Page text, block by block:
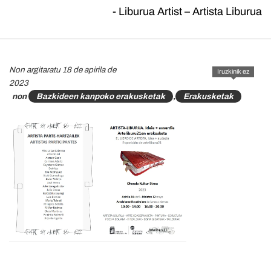
- Liburua Artist – Artista Liburua
Iruzkinik ez
Non argitaratu 18 de apirila de
2023
non
Bazkideen kanpoko erakusketak , Erakusketak